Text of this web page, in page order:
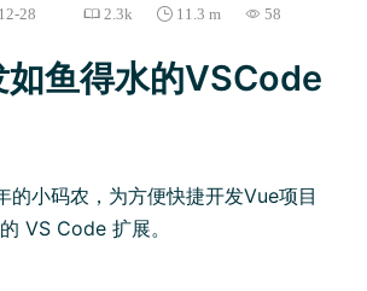
28 2.3k 11.3 m 58
如鱼得水的VSCode
的小码农，为方便快捷开发Vue项目
VS Code 扩展。